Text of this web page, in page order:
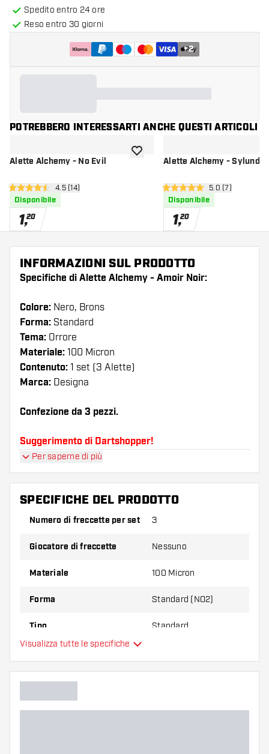
Spedito entro 24 ore
Reso entro 30 giorni
+2
POTREBBERO INTERESSARTI ANCHE QUESTI ARTICOLI
Alette Alchemy - No Evil
apri pannello recensioni
4.5 stelle di valutazione
4.5 (14)
Disponibile
1,20
aggiungi alla lista dei desideri
Alette Alchemy -
apri pannello
5 stelle di valutazione
5.0 (7)
Disponibile
1,20
INFORMAZIONI SUL PRODOTTO
Specifiche di Alette Alchemy - Amoir Noir:
Colore: Nero, Brons
Forma: Standard
Tema: Orrore
Materiale: 100 Micron
Contenuto: 1 set (3 Alette)
Marca: Designa
Confezione da 3 pezzi.
Suggerimento di Dartshopper!
numero di alette e di astine. Questi possono
danneggiarsi o rompersi con l'uso.
spessore diverso di alette per scoprire quale
Per saperne di più
SPECIFICHE DEL PRODOTTO
Numero di freccette per set 3
Giocatore di freccette Nessuno
Materiale 100 Micron
Forma Standard (NO2)
Tipo Standard
Colori aggiuntivi
Visualizza tutte le specifiche